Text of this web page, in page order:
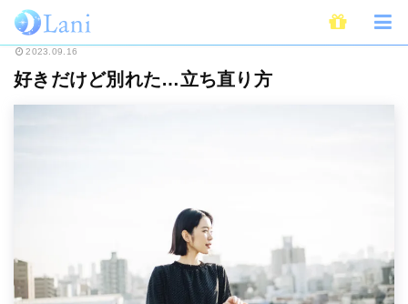
ホーム 恋愛
2023.09.16
好きだけど別れた…立ち直り方